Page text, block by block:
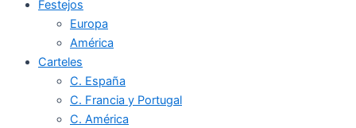
Festejos
Europa
América
Carteles
C. España
C. Francia y Portugal
C. América